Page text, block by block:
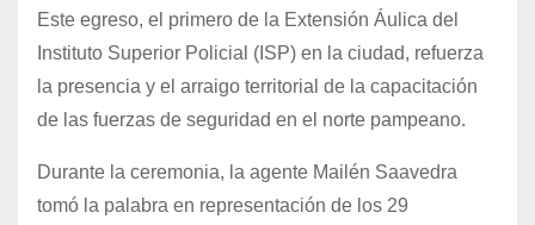
Este egreso, el primero de la Extensión Áulica del
Instituto Superior Policial (ISP) en la ciudad, refuerza
la presencia y el arraigo territorial de la capacitación
de las fuerzas de seguridad en el norte pampeano.
Durante la ceremonia, la agente Mailén Saavedra
tomó la palabra en representación de los 29